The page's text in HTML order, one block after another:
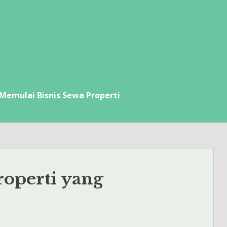
Bisnis Sewa Properti
yang